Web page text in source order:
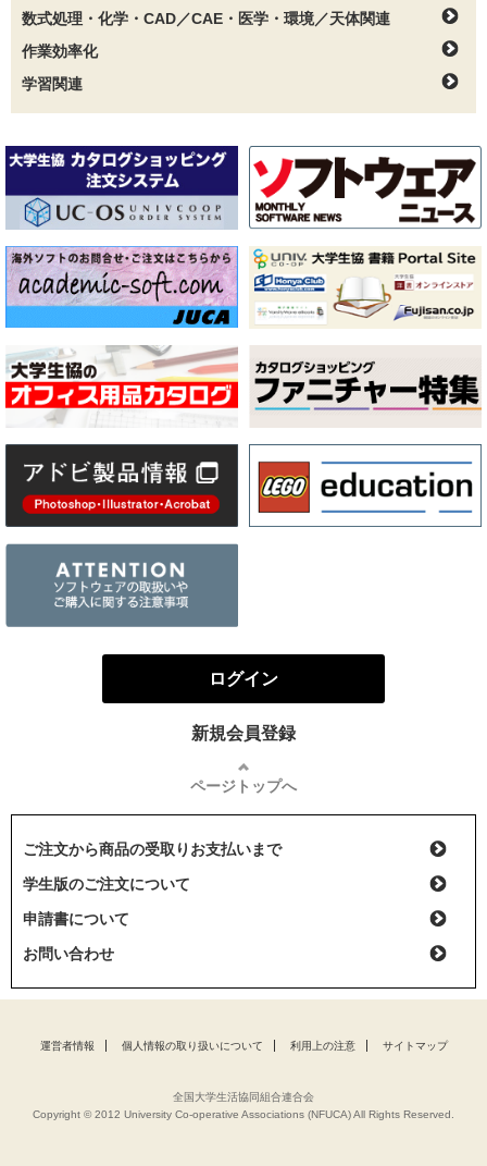
数式処理・化学・CAD／CAE・医学・環境／天体関連
作業効率化
学習関連
ログイン
新規会員登録
ページトップへ
ご注文から商品の受取りお支払いまで
学生版のご注文について
申請書について
お問い合わせ
運営者情報 個人情報の取り扱いについて 利用上の注意 サイトマップ
全国大学生活協同組合連合会
Copyright © 2012 University Co-operative Associations (NFUCA) All Rights Reserved.